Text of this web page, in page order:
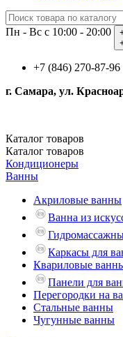
Пн - Вс с 10:00 - 20:00
+7 (846) 270-87-96
г. Самара, ул.
Каталог товаров
Каталог товаров
Кондиционеры
Ванны
Акриловые ванны
Ванна из
Каркасы для
Квариловые
Панели для
Перегородки на
Стальные ванны
Чугунные ванны